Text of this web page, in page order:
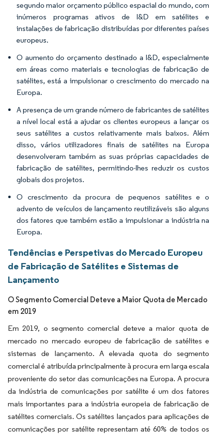
segundo maior orçamento público espacial do mundo, com
inúmeros programas ativos de I&D em satélites e
instalações de fabricação distribuídas por diferentes países
europeus.
O aumento do orçamento destinado a I&D, especialmente
em áreas como materiais e tecnologias de fabricação de
satélites, está a impulsionar o crescimento do mercado na
Europa.
A presença de um grande número de fabricantes de satélites
a nível local está a ajudar os clientes europeus a lançar os
seus satélites a custos relativamente mais baixos. Além
disso, vários utilizadores finais de satélites na Europa
desenvolveram também as suas próprias capacidades de
fabricação de satélites, permitindo-lhes reduzir os custos
globais dos projetos.
O crescimento da procura de pequenos satélites e o
advento de veículos de lançamento reutilizáveis são alguns
dos fatores que também estão a impulsionar a indústria na
Europa.
Tendências e Perspetivas do Mercado Europeu
de Fabricação de Satélites e Sistemas de
Lançamento
O Segmento Comercial Deteve a Maior Quota de Mercado
em 2019
Em 2019, o segmento comercial deteve a maior quota de
mercado no mercado europeu de fabricação de satélites e
sistemas de lançamento. A elevada quota do segmento
comercial é atribuída principalmente à procura em larga escala
proveniente do setor das comunicações na Europa. A procura
da indústria de comunicações por satélite é um dos fatores
mais importantes para a indústria europeia de fabricação de
satélites comerciais. Os satélites lançados para aplicações de
comunicações por satélite representam até 60% de todos os